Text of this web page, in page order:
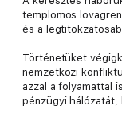
templomos
és a
Történetüket
nemzetközi
azzal a folyamattal
pénzügyi hálózatát,